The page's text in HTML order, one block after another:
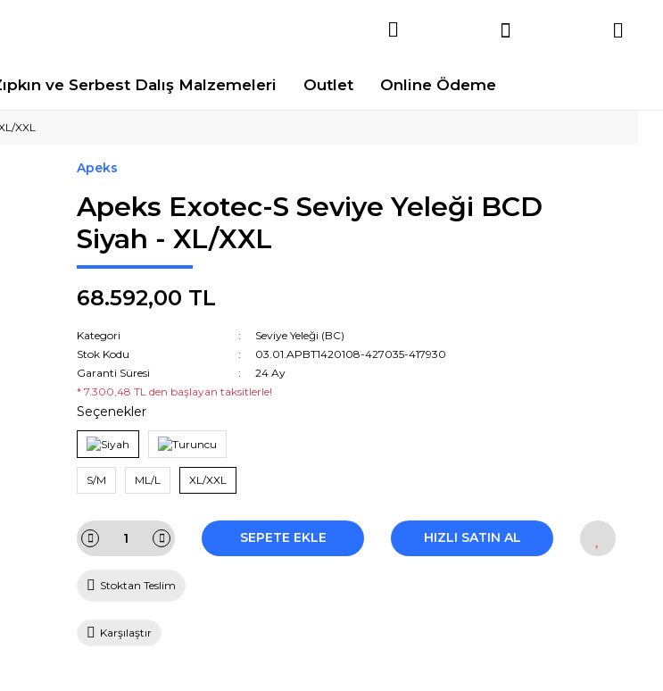
ve Serbest Dalış Malzemeleri Outlet Online Ödeme
XXL
Apeks
Apeks Exotec-S Seviye Yeleği BCD
Siyah - XL/XXL
68.592,00 TL
Kategori
Seviye Yeleği (BC)
Stok Kodu
03.01.APBT1420108-427035-417930
Garanti Süresi
24 Ay
* 7.300,48 TL den başlayan taksitlerle!
Seçenekler
S/M ML/L XL/XXL
SEPETE EKLE HIZLI SATIN AL
Stoktan Teslim
Karşılaştır